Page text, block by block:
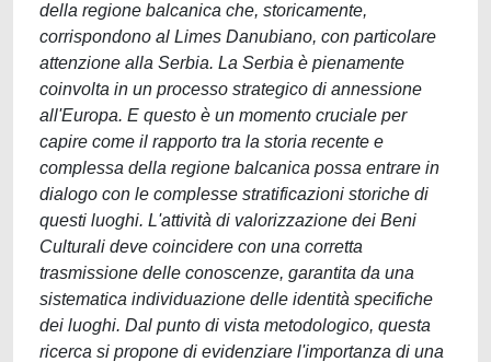
della regione balcanica che, storicamente,
corrispondono al Limes Danubiano, con particolare
attenzione alla Serbia. La Serbia è pienamente
coinvolta in un processo strategico di annessione
all'Europa. E questo è un momento cruciale per
capire come il rapporto tra la storia recente e
complessa della regione balcanica possa entrare in
dialogo con le complesse stratificazioni storiche di
questi luoghi. L'attività di valorizzazione dei Beni
Culturali deve coincidere con una corretta
trasmissione delle conoscenze, garantita da una
sistematica individuazione delle identità specifiche
dei luoghi. Dal punto di vista metodologico, questa
ricerca si propone di evidenziare l'importanza di una